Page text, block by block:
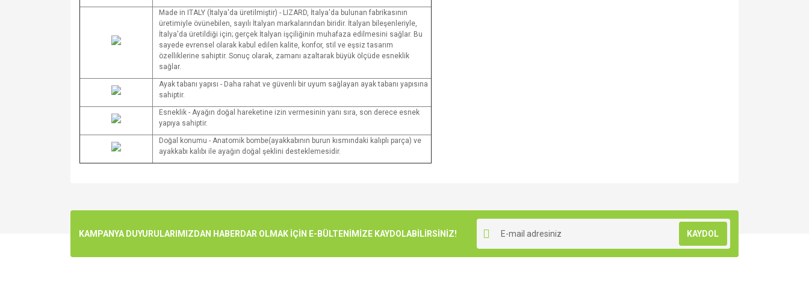
Made in ITALY (İtalya'da üretilmiştir) - LIZARD, İtalya'da bulunan fabrikasının
üretimiyle övünebilen, sayılı İtalyan markalarından biridir. İtalyan bileşenleriyle,
İtalya'da üretildiği için; gerçek İtalyan işçiliğinin muhafaza edilmesini sağlar. Bu
sayede evrensel olarak kabul edilen kalite, konfor, stil ve eşsiz tasarım
özelliklerine sahiptir. Sonuç olarak, zamanı azaltarak büyük ölçüde esneklik
sağlar.
Ayak tabanı yapısı - Daha rahat ve güvenli bir uyum sağlayan ayak tabanı yapısına
sahiptir.
Esneklik - Ayağın doğal hareketine izin vermesinin yanı sıra, son derece esnek
yapıya sahiptir.
Doğal konumu - Anatomik bombe(ayakkabının burun kısmındaki kalıplı parça) ve
ayakkabı kalıbı ile ayağın doğal şeklini desteklemesidir.
Ürün resmi kalitesiz, bozuk veya görüntülenemiyor.
KAMPANYA DUYURULARIMIZDAN HABERDAR OLMAK İÇİN E-BÜLTENİMİZE KAYDOLABİLİRSİNİZ! KAYDOL